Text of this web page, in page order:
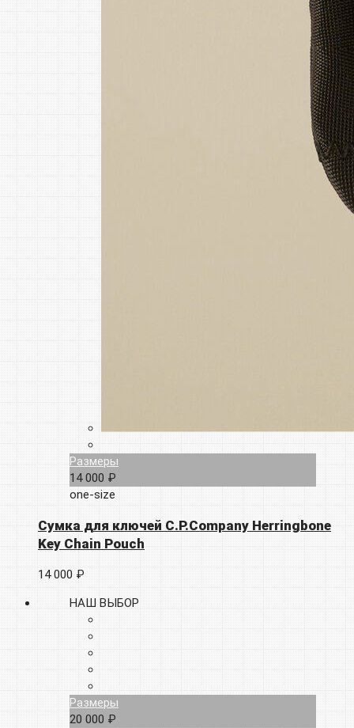
Размеры
14 000 ₽
one-size
Сумка для ключей C.P.Company Herringbone
Key Chain Pouch
14 000 ₽
НАШ ВЫБОР
Размеры
20 000 ₽